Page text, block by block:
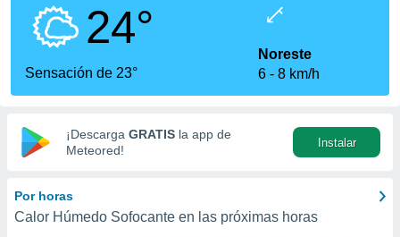
calidad.
a este
las
y
digital
basada
24°
Sensación de 23°
Noreste
6
8 km/h
¡Descarga GRATIS la app de
Meteored!
Instalar
Por horas
Calor Húmedo Sofocante en las próximas horas